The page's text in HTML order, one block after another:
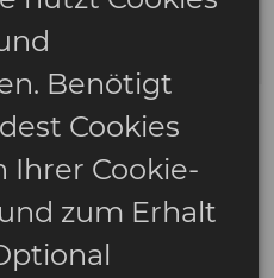
Benötigt
Cookies
Ihrer Cookie-
zum Erhalt